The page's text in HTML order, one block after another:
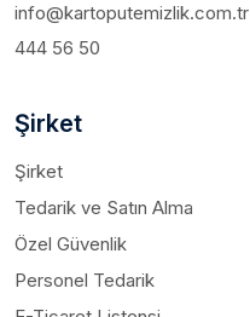
info@kartoputemizlik.com.tr
444 56 50
Şirket
Şirket
Tedarik ve Satın Alma
Özel Güvenlik
Personel Tedarik